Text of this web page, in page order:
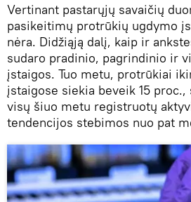
Vertinant pastarųjų savaičių
pasikeitimų protrūkių ugdymo
nėra. Didžiąją dalį, kaip ir
sudaro pradinio, pagrindinio ir
įstaigos. Tuo metu, protrūkiai
įstaigose siekia beveik 15
visų šiuo metu registruotų
tendencijos stebimos nuo pat